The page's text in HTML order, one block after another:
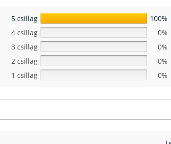
5 csillag
100%
4 csillag
0%
3 csillag
0%
2 csillag
0%
1 csillag
0%